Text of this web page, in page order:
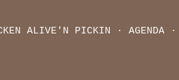
ALIVE'N PICKIN AGENDA